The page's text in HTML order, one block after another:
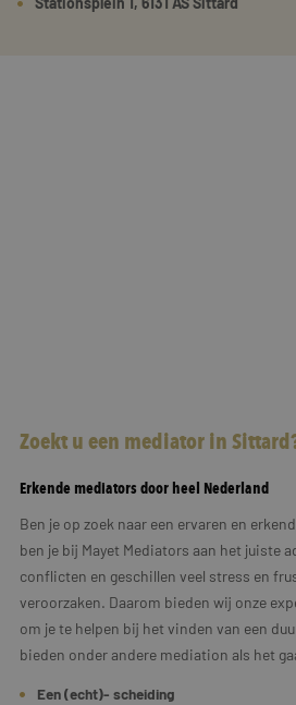
Zoekt u een mediator in
Erkende mediators door heel Nederland
Ben je op zoek naar een ervaren en
ben je bij Mayet Mediators aan het juiste
conflicten en geschillen veel stress en
veroorzaken. Daarom bieden wij onze
om je te helpen bij het vinden van een
bieden onder andere mediation als het
Een (echt)- scheiding